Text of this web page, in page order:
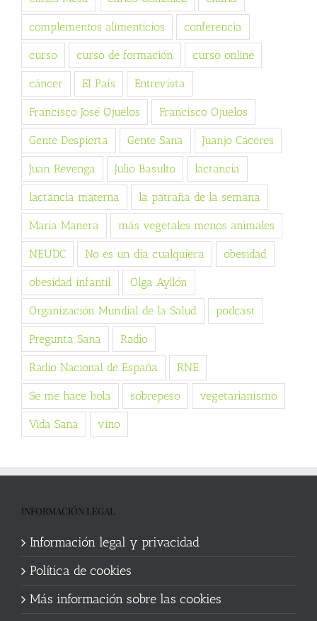
complementos alimenticios conferencia
curso curso de formación curso online
cáncer El País Entrevista
Francisco José Ojuelos Francisco Ojuelos
Gente Despierta Gente Sana Juanjo Cáceres
Juan Revenga Julio Basulto lactancia
lactancia materna la patraña de la semana
Maria Manera más vegetales menos animales
NEUDC No es un día cualquiera obesidad
obesidad infantil Olga Ayllón
Organización Mundial de la Salud podcast
Pregunta Sana Radio
Radio Nacional de España RNE
Se me hace bola sobrepeso vegetarianismo
Vida Sana vino
INFORMACIÓN LEGAL
Información legal y privacidad
Política de cookies
Más información sobre las cookies